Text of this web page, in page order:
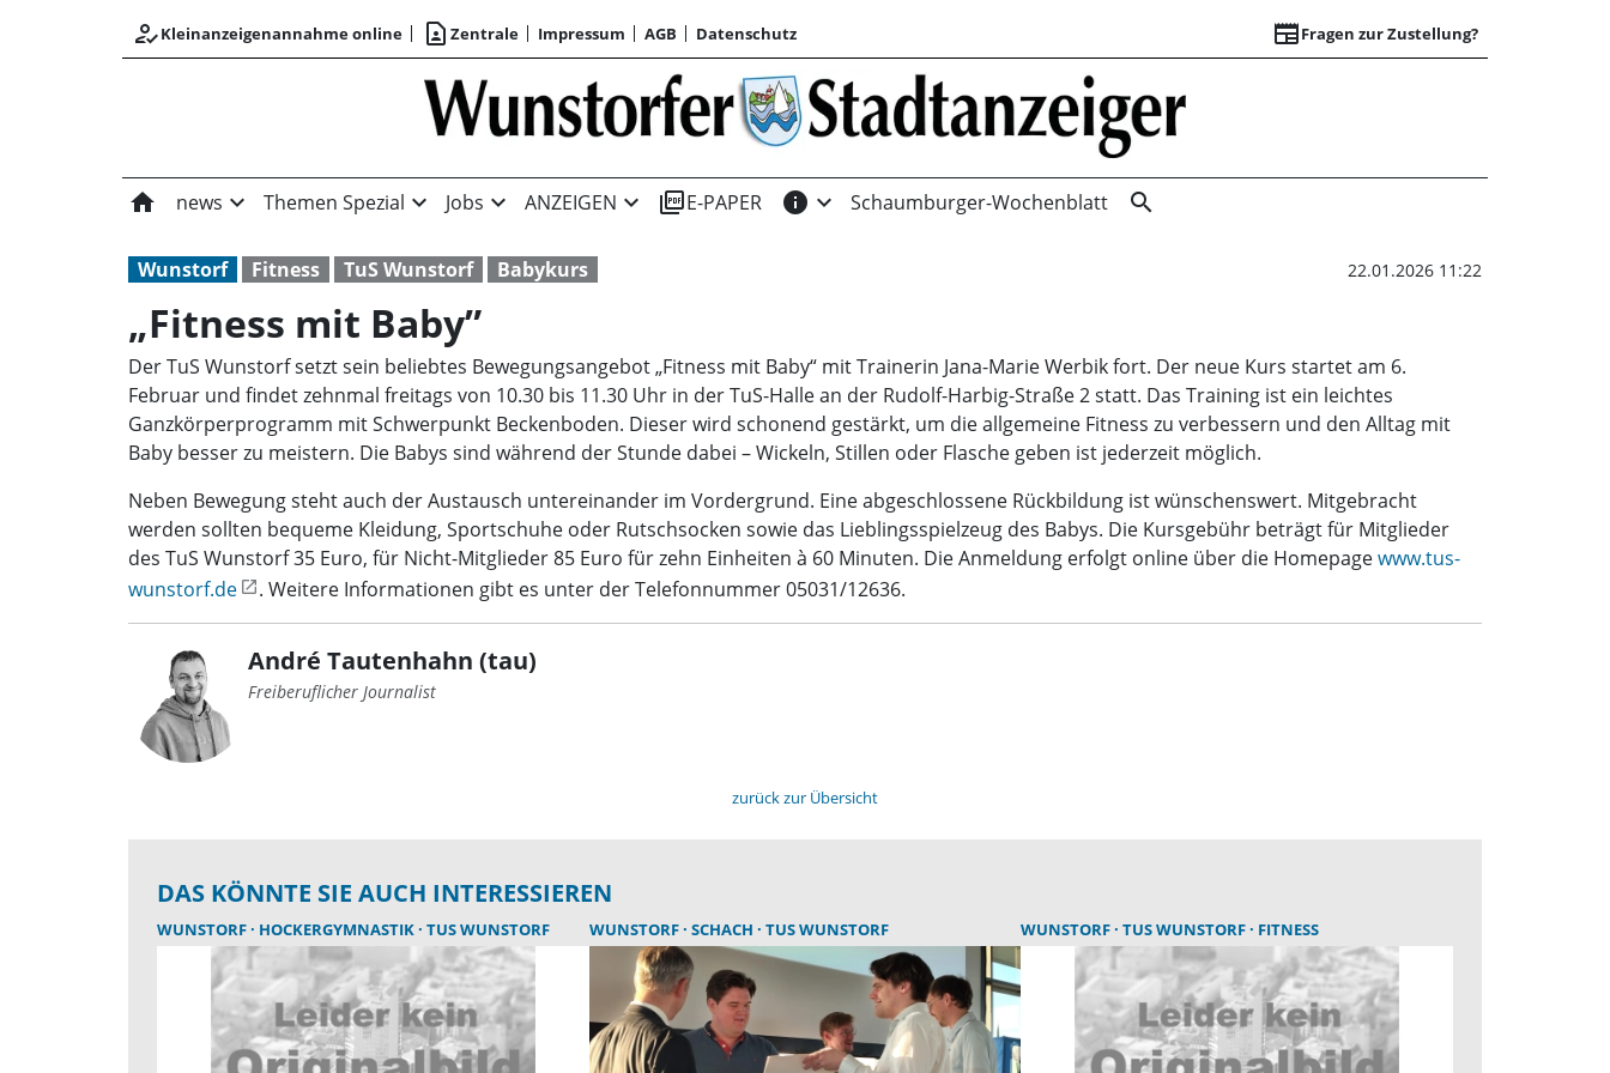
how_to_regKleinanzeigenannahme online contact_page Zentrale Impressum AGB Datenschutz newspaperFragen zur Zustellung?
„Fitness mit
home news expand_more Themen Spezial expand_more Jobs expand_more ANZEIGEN expand_more picture_as_pdfE-PAPER info expand_more Schaumburger-Wochenblatt search
Wunstorf Fitness TuS Wunstorf Babykurs 22.01.2026 11:22
„Fitness mit Baby”
Der TuS Wunstorf setzt sein beliebtes Bewegungsangebot „Fitness mit Baby“ mit Trainerin Jana-Marie Werbik fort. Der neue Kurs startet am 6.
Februar und findet zehnmal freitags von 10.30 bis 11.30 Uhr in der TuS-Halle an der Rudolf-Harbig-Straße 2 statt. Das Training ist ein leichtes
Ganzkörperprogramm mit Schwerpunkt Beckenboden. Dieser wird schonend gestärkt, um die allgemeine Fitness zu verbessern und den Alltag mit
Baby besser zu meistern. Die Babys sind während der Stunde dabei – Wickeln, Stillen oder Flasche geben ist jederzeit möglich.
Neben Bewegung steht auch der Austausch untereinander im Vordergrund. Eine abgeschlossene Rückbildung ist wünschenswert. Mitgebracht
werden sollten bequeme Kleidung, Sportschuhe oder Rutschsocken sowie das Lieblingsspielzeug des Babys. Die Kursgebühr beträgt für Mitglieder
des TuS Wunstorf 35 Euro, für Nicht-Mitglieder 85 Euro für zehn Einheiten à 60 Minuten. Die Anmeldung erfolgt online über die Homepagewww.tus-
wunstorf.de
. Weitere Informationen gibt es unter der Telefonnummer 05031/12636.
André Tautenhahn (tau)
Freiberuflicher Journalist
zurück zur Übersicht
DAS KÖNNTE SIE AUCH INTERESSIEREN
WUNSTORF HOCKERGYMNASTIK TUS WUNSTORF WUNSTORF SCHACH TUS WUNSTORF WUNSTORF TUS WUNSTORF FITNESS